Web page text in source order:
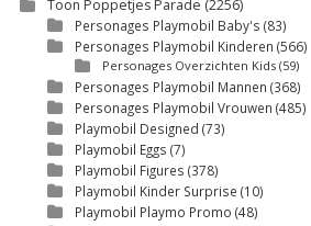
Toon Poppetjes Parade (2256)
Personages Playmobil Baby's (83)
Personages Playmobil Kinderen (566)
Personages Overzichten Kids (59)
Personages Playmobil Mannen (368)
Personages Playmobil Vrouwen (485)
Playmobil Designed (73)
Playmobil Eggs (7)
Playmobil Figures (378)
Playmobil Kinder Surprise (10)
Playmobil Playmo Promo (48)